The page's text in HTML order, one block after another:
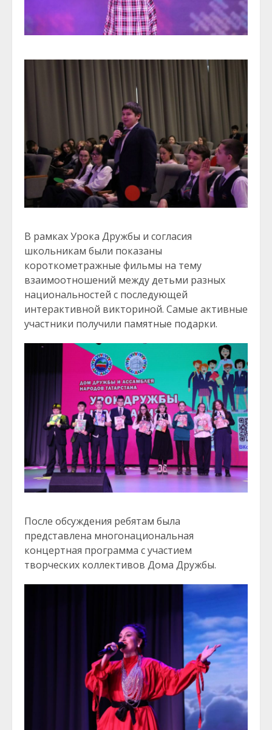
В рамках Урока Дружбы и согласия
школьникам были показаны
короткометражные фильмы на тему
взаимоотношений между детьми разных
национальностей с последующей
интерактивной викториной. Самые активные
участники получили памятные подарки.
После обсуждения ребятам была
представлена многонациональная
концертная программа с участием
творческих коллективов Дома Дружбы.